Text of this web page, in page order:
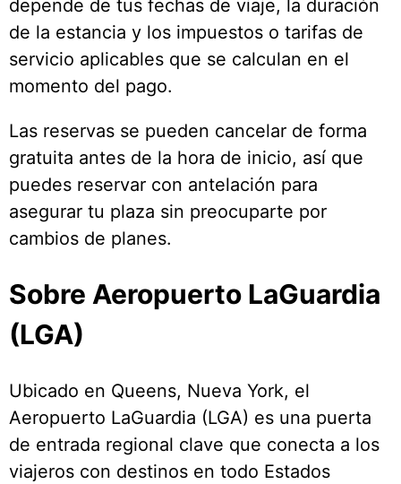
depende de tus fechas de viaje, la duración
de la estancia y los impuestos o tarifas de
servicio aplicables que se calculan en el
momento del pago.
Las reservas se pueden cancelar de forma
gratuita antes de la hora de inicio, así que
puedes reservar con antelación para
asegurar tu plaza sin preocuparte por
cambios de planes.
Sobre Aeropuerto LaGuardia
(LGA)
Ubicado en Queens, Nueva York, el
Aeropuerto LaGuardia (LGA) es una puerta
de entrada regional clave que conecta a los
viajeros con destinos en todo Estados